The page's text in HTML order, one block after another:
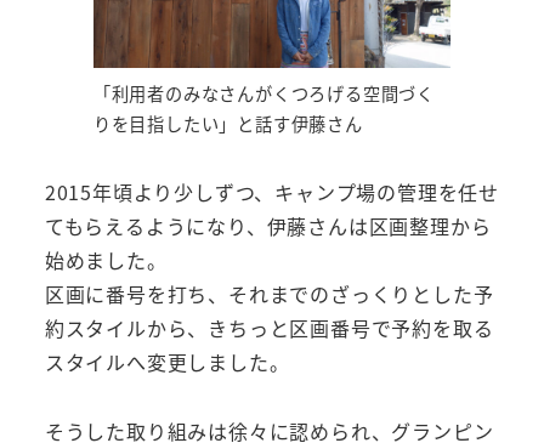
「利用者のみなさんがくつろげる空間づく
りを目指したい」と話す伊藤さん
2015年頃より少しずつ、キャンプ場の管理を任せ
てもらえるようになり、伊藤さんは区画整理から
始めました。
区画に番号を打ち、それまでのざっくりとした予
約スタイルから、きちっと区画番号で予約を取る
スタイルへ変更しました。
そうした取り組みは徐々に認められ、グランピン